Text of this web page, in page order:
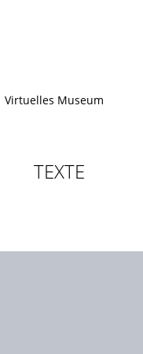
Virtuelles Museum
TEXTE